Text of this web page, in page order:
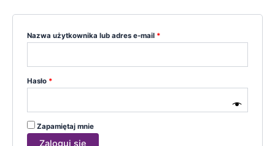
Nazwa użytkownika lub adres e-mail *
Hasło *
Zapamiętaj mnie
Zaloguj się